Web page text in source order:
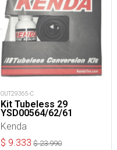
OUT29365-C
Kit Tubeless 29
YSD00564/62/61
Kenda
$ 9.333 $23.990